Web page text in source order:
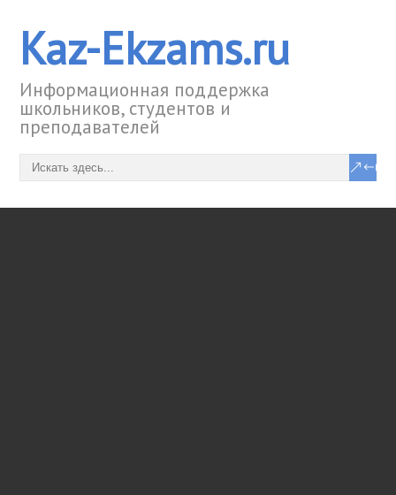
Kaz-Ekzams.ru
Информационная поддержка
школьников, студентов и
преподавателей